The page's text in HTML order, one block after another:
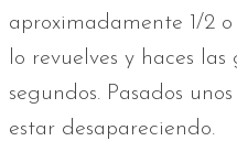
aproximadamente 1/2
lo revuelves y haces
segundos. Pasados
estar desapareciendo.